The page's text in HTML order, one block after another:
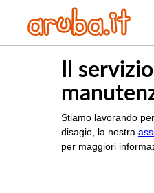
Il
Stiamo lavorando
disagio, la nostra
per maggiori